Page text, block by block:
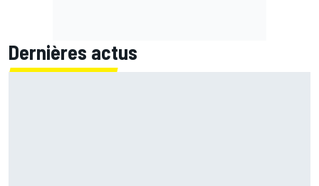
Dernières actus